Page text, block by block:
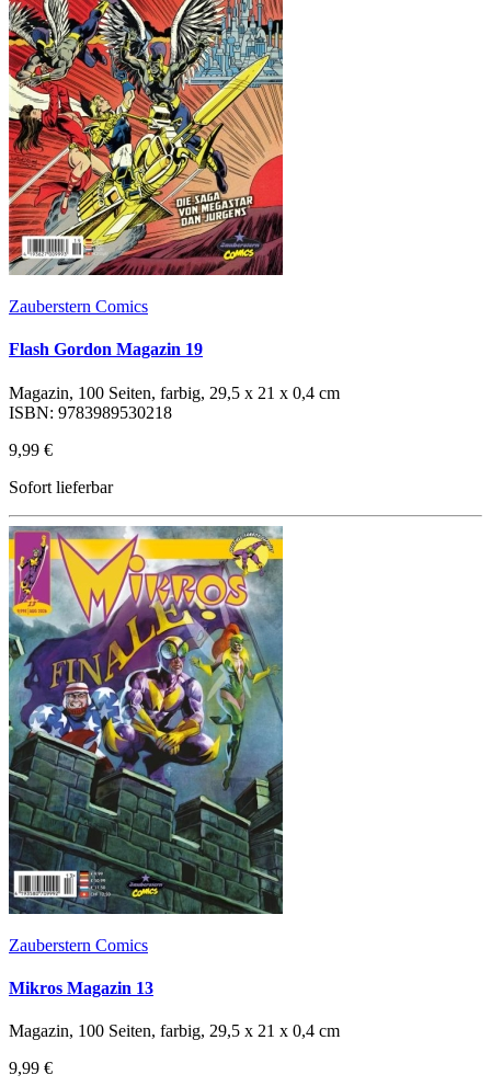
Zauberstern Comics
Flash Gordon Magazin 19
Magazin, 100 Seiten, farbig, 29,5 x 21 x 0,4 cm
ISBN: 9783989530218
9,99 €
Sofort lieferbar
Zauberstern Comics
Mikros Magazin 13
Magazin, 100 Seiten, farbig, 29,5 x 21 x 0,4 cm
9,99 €